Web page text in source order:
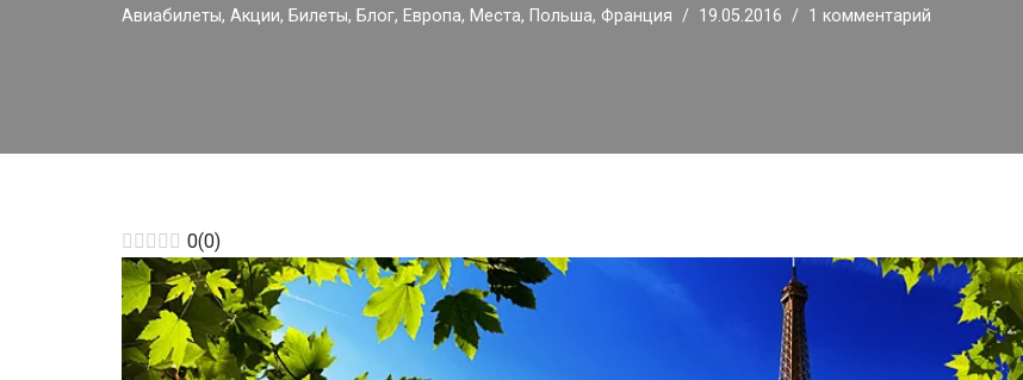
Авиабилеты, Акции, Билеты, Блог, Европа, Места, Польша, Франция 19.05.2016 1 комментарий
0(0)